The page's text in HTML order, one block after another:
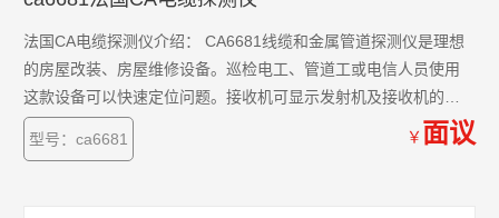
法国CA电缆探测仪介绍： CA6681线缆和金属管道探测仪是理想
的房屋改装、房屋维修设备。巡检电工、管道工或电信人员使用
这款设备可以快速定位问题。接收机可显示发射机及接收机的电
池容量，接收机带自动关机功能，发射机及接收机皆自带手电筒
功能（LED）,便于黑暗区域作业。
型号：ca6681 ￥ 面议